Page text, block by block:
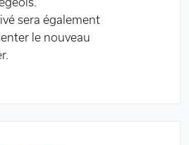
sera également
le nouveau